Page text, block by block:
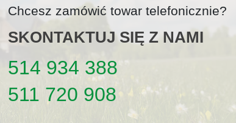
Chcesz zamówić towar telefonicznie?
SKONTAKTUJ SIĘ Z NAMI
514 934 388
511 720 908